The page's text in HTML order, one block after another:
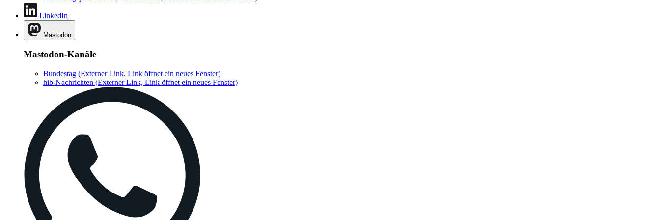
LinkedIn
Mastodon
Mastodon-Kanäle
Bundestag (Externer Link, Link öffnet ein neues Fenster)
hib-Nachrichten (Externer Link, Link öffnet ein neues Fenster)